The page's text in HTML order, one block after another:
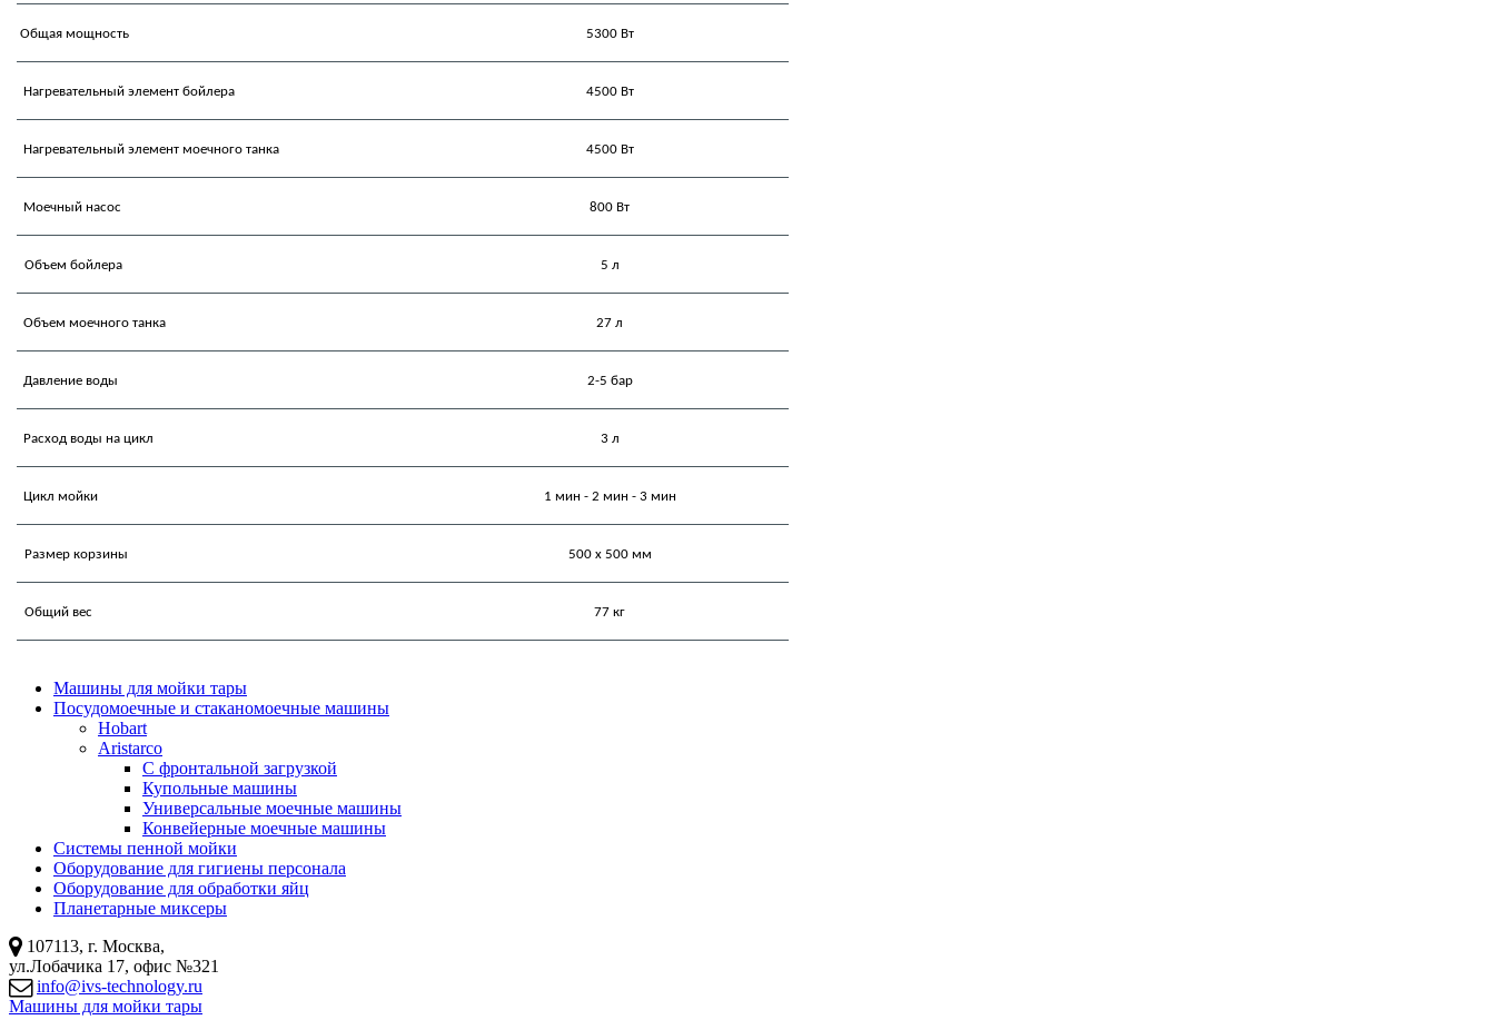
Общая мощность 5300 Вт
Нагревательный элемент бойлера 4500 Вт
Нагревательный элемент моечного танка 4500 Вт
Моечный насос 800 Вт
Объем бойлера 5 л
Объем моечного танка 27 л
Давление воды 2-5 бар
Расход воды на цикл 3 л
Цикл мойки 1 мин - 2 мин - 3 мин
Размер корзины 500 х 500 мм
Общий вес 77 кг
Машины для мойки тары
Посудомоечные и стаканомоечные машины
Hobart
Aristarco
С фронтальной загрузкой
Купольные машины
Универсальные моечные машины
Конвейерные моечные машины
Системы пенной мойки
Оборудование для гигиены персонала
Оборудование для обработки яйц
Планетарные миксеры
107113, г. Москва,
ул.Лобачика 17, офис №321
info@ivs-technology.ru
Машины для мойки тары